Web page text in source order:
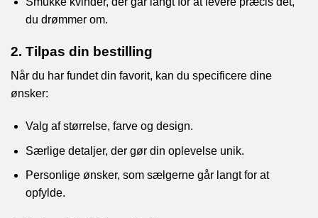
du drømmer om.
2. Tilpas din bestilling
Når du har fundet din favorit, kan du specificere dine
ønsker:
Valg af størrelse, farve og design.
Særlige detaljer, der gør din oplevelse unik.
Personlige ønsker, som sælgerne går langt for at
opfylde.